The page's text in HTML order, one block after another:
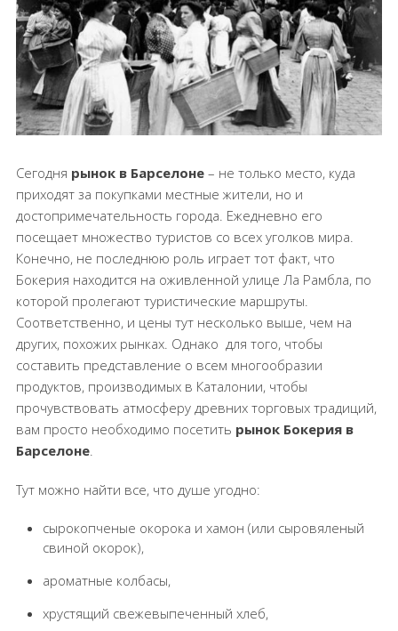
Сегодня рынок в Барселоне– не только место, куда
приходят за покупками местные жители, но и
достопримечательность города. Ежедневно его
посещает множество туристов со всех уголков мира.
Конечно, не последнюю роль играет тот факт, что
Бокерия находится на оживленной улице Ла Рамбла, по
которой пролегают туристические маршруты.
Соответственно, и цены тут несколько выше, чем на
других, похожих рынках. Однако для того, чтобы
составить представление о всем многообразии
продуктов, производимых в Каталонии, чтобы
прочувствовать атмосферу древних торговых традиций,
вам просто необходимо посетить рынок Бокерия в
Барселоне.
Тут можно найти все, что душе угодно:
сырокопченые окорока и хамон (или сыровяленый
свиной окорок),
ароматные колбасы,
хрустящий свежевыпеченный хлеб,